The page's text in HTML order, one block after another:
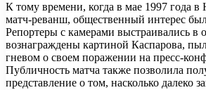
К тому времени, когда в мае 1997 года в
матч-реванш, общественный интерес
Репортеры с камерами выстраивались в
вознаграждены картиной Каспарова,
гневом о своем поражении на пресс-
Публичность матча также позволила
представление о том, насколько далеко